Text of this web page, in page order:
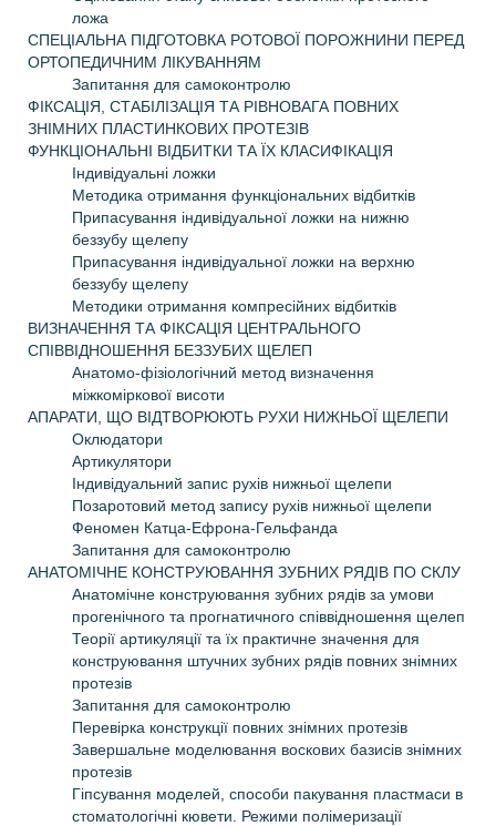
ложа
СПЕЦІАЛЬНА ПІДГОТОВКА РОТОВОЇ ПОРОЖНИНИ ПЕРЕД
ОРТОПЕДИЧНИМ ЛІКУВАННЯМ
Запитання для самоконтролю
ФІКСАЦІЯ, СТАБІЛІЗАЦІЯ ТА РІВНОВАГА ПОВНИХ
ЗНІМНИХ ПЛАСТИНКОВИХ ПРОТЕЗІВ
ФУНКЦІОНАЛЬНІ ВІДБИТКИ ТА ЇХ КЛАСИФІКАЦІЯ
Індивідуальні ложки
Методика отримання функціональних відбитків
Припасування індивідуальної ложки на нижню
беззубу щелепу
Припасування індивідуальної ложки на верхню
беззубу щелепу
Методики отримання компресійних відбитків
ВИЗНАЧЕННЯ ТА ФІКСАЦІЯ ЦЕНТРАЛЬНОГО
СПІВВІДНОШЕННЯ БЕЗЗУБИХ ЩЕЛЕП
Анатомо-фізіологічний метод визначення
міжкоміркової висоти
АПАРАТИ, ЩО ВІДТВОРЮЮТЬ РУХИ НИЖНЬОЇ ЩЕЛЕПИ
Оклюдатори
Артикулятори
Індивідуальний запис рухів нижньої щелепи
Позаротовий метод запису рухів нижньої щелепи
Феномен Катца-Ефрона-Гельфанда
Запитання для самоконтролю
АНАТОМІЧНЕ КОНСТРУЮВАННЯ ЗУБНИХ РЯДІВ ПО СКЛУ
Анатомічне конструювання зубних рядів за умови
прогенічного та прогнатичного співвідношення щелеп
Теорії артикуляції та їх практичне значення для
конструювання штучних зубних рядів повних знімних
протезів
Запитання для самоконтролю
Перевірка конструкції повних знімних протезів
Завершальне моделювання воскових базисів знімних
протезів
Гіпсування моделей, способи пакування пластмаси в
стоматологічні кювети. Режими полімеризації